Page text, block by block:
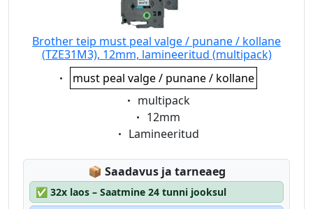
Brother teip must peal valge / punane / kollane
(TZE31M3), 12mm, lamineeritud (multipack)
Eigenschaft:
must peal valge / punane / kollane
Eigenschaft:
multipack
Eigenschaft:
12mm
Eigenschaft:
Lamineeritud
📦 Lagerstatus:
Saadavus ja tarneaeg
✅ 32x laos – Saatmine 24 tunni jooksul